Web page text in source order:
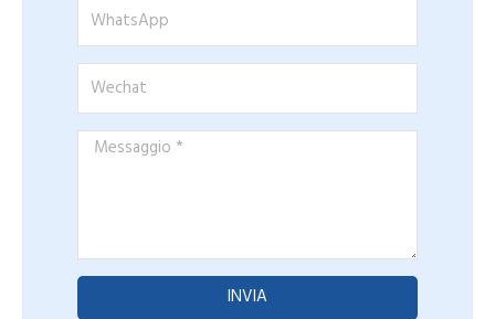
WhatsApp
Wechat
Messaggio
INVIA